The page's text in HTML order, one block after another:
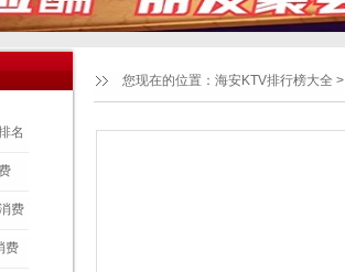
您现在的位置： 海安KTV排行榜大全 >
名
费
费